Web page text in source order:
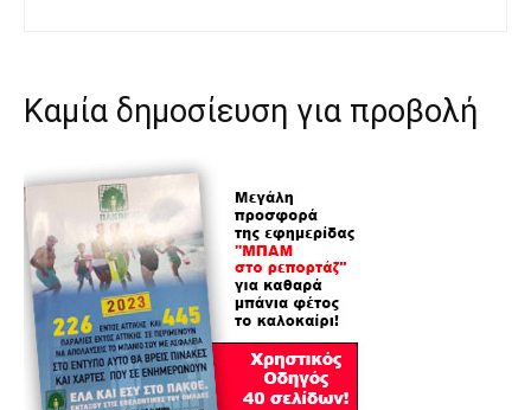
Καμία δημοσίευση για προβολή